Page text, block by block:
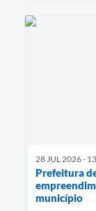
28 JUL 2026 -
Prefeitura
município